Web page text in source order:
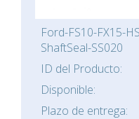
Ford-FS10-FX15-
ShaftSeal-SS020
ID del Producto:
Disponible:
Plazo de entrega: